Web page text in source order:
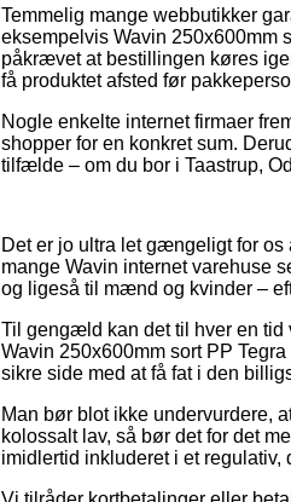
Temmelig mange webbutikker
eksempelvis Wavin 250x600mm
påkrævet at bestillingen køres
få produktet afsted før
Nogle enkelte internet firmaer
shopper for en konkret sum.
tilfælde – om du bor i Taastrup,
Det er jo ultra let gængeligt for
mange Wavin internet varehuse
og ligeså til mænd og kvinder –
Til gengæld kan det til hver en tid
Wavin 250x600mm sort PP
sikre side med at få fat i den
Man bør blot ikke undervurdere,
kolossalt lav, så bør det for det
imidlertid inkluderet i et regulativ,